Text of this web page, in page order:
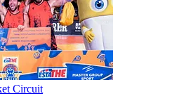
Circuit